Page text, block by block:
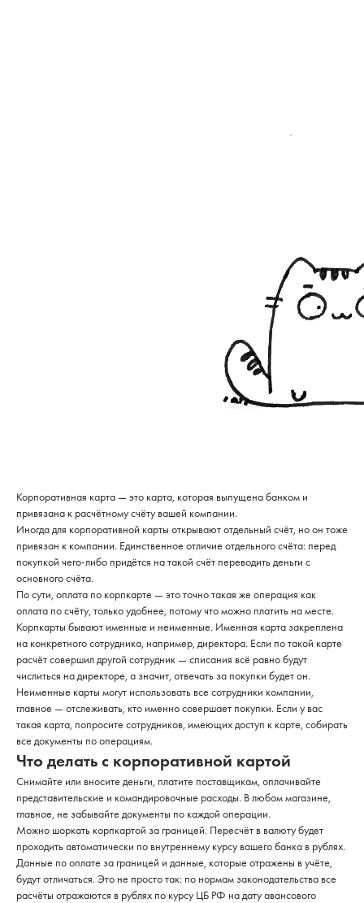
Корпоративная карта — это карта, которая выпущена банком и
привязана к расчётному счёту вашей компании.
Иногда для корпоративной карты открывают отдельный счёт, но он тоже
привязан к компании. Единственное отличие отдельного счёта: перед
покупкой чего-либо придётся на такой счёт переводить деньги с
основного счёта.
По сути, оплата по корпкарте — это точно такая же операция как
оплата по счёту, только удобнее, потому что можно платить на месте.
Корпкарты бывают именные и неименные. Именная карта закреплена
на конкретного сотрудника, например, директора. Если по такой карте
расчёт совершил другой сотрудник — списания всё равно будут
числиться на директоре, а значит, отвечать за покупки будет он.
Неименные карты могут использовать все сотрудники компании,
главное — отслеживать, кто именно совершает покупки. Если у вас
такая карта, попросите сотрудников, имеющих доступ к карте, собирать
все документы по операциям.
Что делать с корпоративной картой
Снимайте или вносите деньги, платите поставщикам, оплачивайте
представительские и командировочные расходы. В любом магазине,
главное, не забывайте документы по каждой операции.
Можно шоркать корпкартой за границей. Пересчёт в валюту будет
проходить автоматически по внутреннему курсу вашего банка в рублях.
Данные по оплате за границей и данные, которые отражены в учёте,
будут отличаться. Это не просто так: по нормам законодательства все
расчёты отражаются в рублях по курсу ЦБ РФ на дату авансового